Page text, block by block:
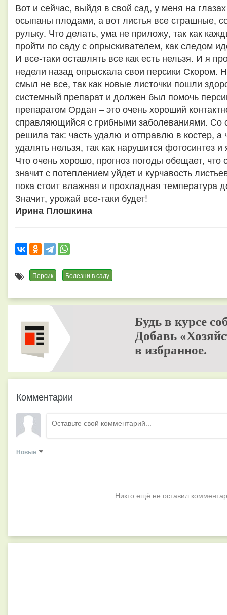
Вот и сейчас, выйдя в свой сад, у меня на
осыпаны плодами, а вот листья все страшные,
рульку. Что делать, ума не приложу, так как
пройти по саду с опрыскивателем, как следом
И все-таки оставлять все как есть нельзя. И я
недели назад опрыскала свои персики Скором.
смыл не все, так как новые листочки пошли
системный препарат и должен был помочь
препаратом Ордан – это очень хороший
справляющийся с грибными заболеваниями. Со
решила так: часть удалю и отправлю в костер,
удалять нельзя, так как нарушится фотосинтез
Что очень хорошо, прогноз погоды обещает, что
значит с потеплением уйдет и курчавость
пока стоит влажная и прохладная температура
Значит, урожай все-таки будет!
Ирина Плошкина
Персик Болезни в саду
Будь в курсе
Добавь
в избранное.
Комментарии
Новые
Никто ещё не оставил